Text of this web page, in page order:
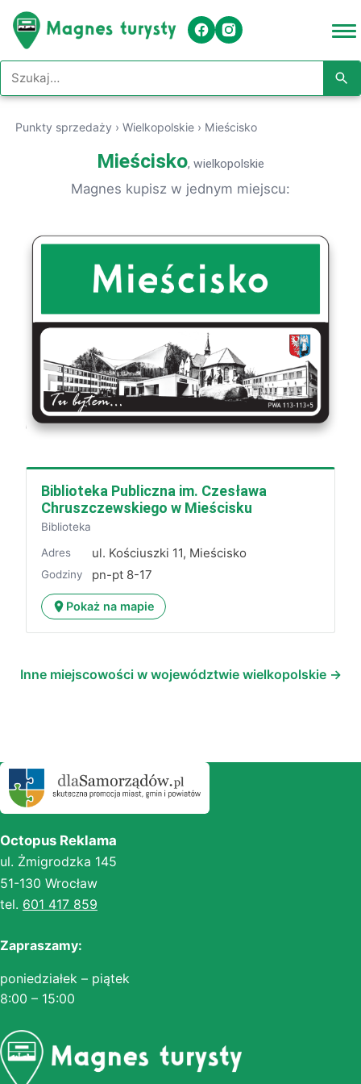
Szukaj w serwisie
Punkty sprzedaży ›Wielkopolskie › Mieścisko
Mieścisko, wielkopolskie
Magnes kupisz w jednym miejscu:
Biblioteka Publiczna im. Czesława
Chruszczewskiego w Mieścisku
Biblioteka
Adres ul. Kościuszki 11, Mieścisko
Godziny pn-pt 8-17
Pokaż na mapie
Inne miejscowości w województwie wielkopolskie →
Octopus Reklama
ul. Żmigrodzka 145
51-130 Wrocław
tel. 601 417 859
Zapraszamy:
poniedziałek – piątek
8:00 – 15:00